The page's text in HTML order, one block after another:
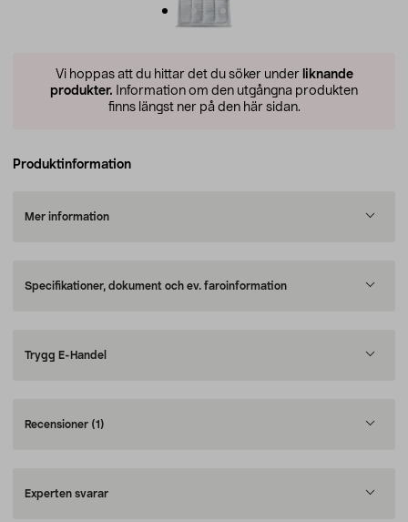
Vi hoppas att du hittar det du söker under liknande
produkter. Information om den utgångna produkten
finns längst ner på den här sidan.
Produktinformation
Mer information
Specifikationer, dokument och ev. faroinformation
Trygg E-Handel
Recensioner (1)
Experten svarar